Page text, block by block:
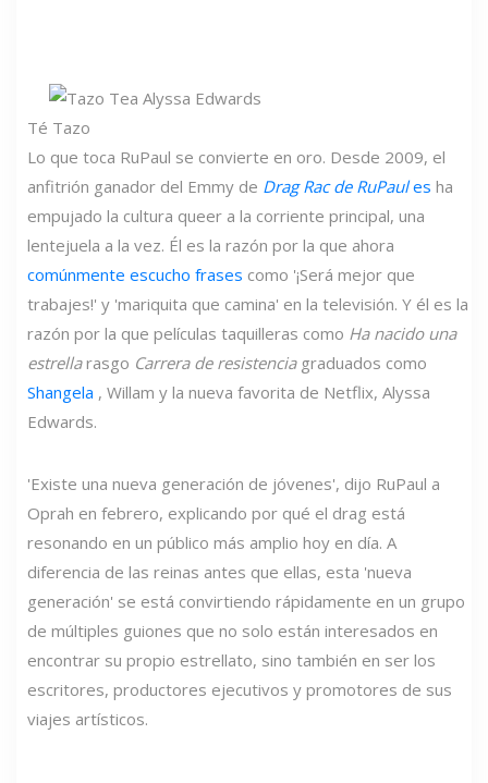
Té Tazo
Lo que toca RuPaul se convierte en oro. Desde 2009, el
anfitrión ganador del Emmy de Drag Rac de RuPaul es ha
empujado la cultura queer a la corriente principal, una
lentejuela a la vez. Él es la razón por la que ahora
comúnmente escucho frases como '¡Será mejor que
trabajes!' y 'mariquita que camina' en la televisión. Y él es la
razón por la que películas taquilleras como Ha nacido una
estrellarasgo Carrera de resistenciagraduados como
Shangela , Willam y la nueva favorita de Netflix, Alyssa
Edwards.
'Existe una nueva generación de jóvenes', dijo RuPaul a
Oprah en febrero, explicando por qué el drag está
resonando en un público más amplio hoy en día. A
diferencia de las reinas antes que ellas, esta 'nueva
generación' se está convirtiendo rápidamente en un grupo
de múltiples guiones que no solo están interesados ​​en
encontrar su propio estrellato, sino también en ser los
escritores, productores ejecutivos y promotores de sus
viajes artísticos.